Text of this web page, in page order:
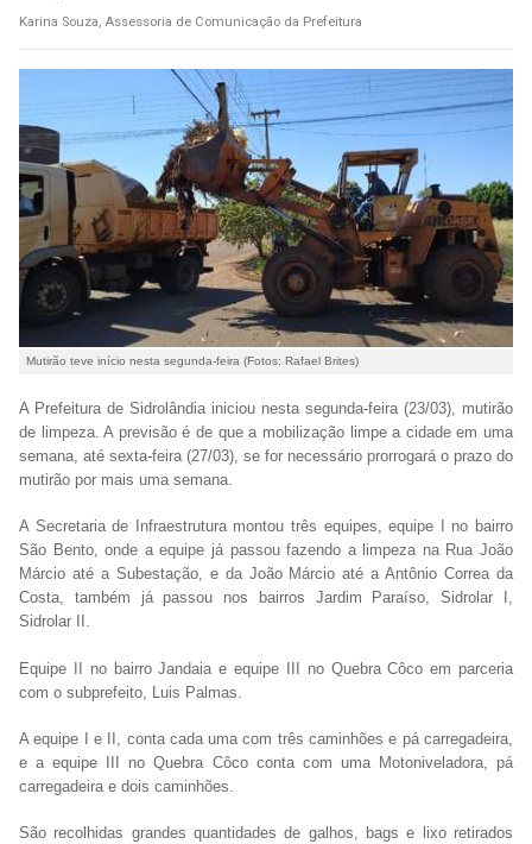
Karina Souza, Assessoria de Comunicação da Prefeitura
Mutirão teve início nesta segunda-feira (Fotos: Rafael Brites)
A Prefeitura de Sidrolândia iniciou nesta segunda-feira (23/03), mutirão
de limpeza. A previsão é de que a mobilização limpe a cidade em uma
semana, até sexta-feira (27/03), se for necessário prorrogará o prazo do
mutirão por mais uma semana.
A Secretaria de Infraestrutura montou três equipes, equipe I no bairro
São Bento, onde a equipe já passou fazendo a limpeza na Rua João
Márcio até a Subestação, e da João Márcio até a Antônio Correa da
Costa, também já passou nos bairros Jardim Paraíso, Sidrolar I,
Sidrolar II.
Equipe II no bairro Jandaia e equipe III no Quebra Côco em parceria
com o subprefeito, Luis Palmas.
A equipe I e II, conta cada uma com três caminhões e pá carregadeira,
e a equipe III no Quebra Côco conta com uma Motoniveladora, pá
carregadeira e dois caminhões.
São recolhidas grandes quantidades de galhos, bags e lixo retirados